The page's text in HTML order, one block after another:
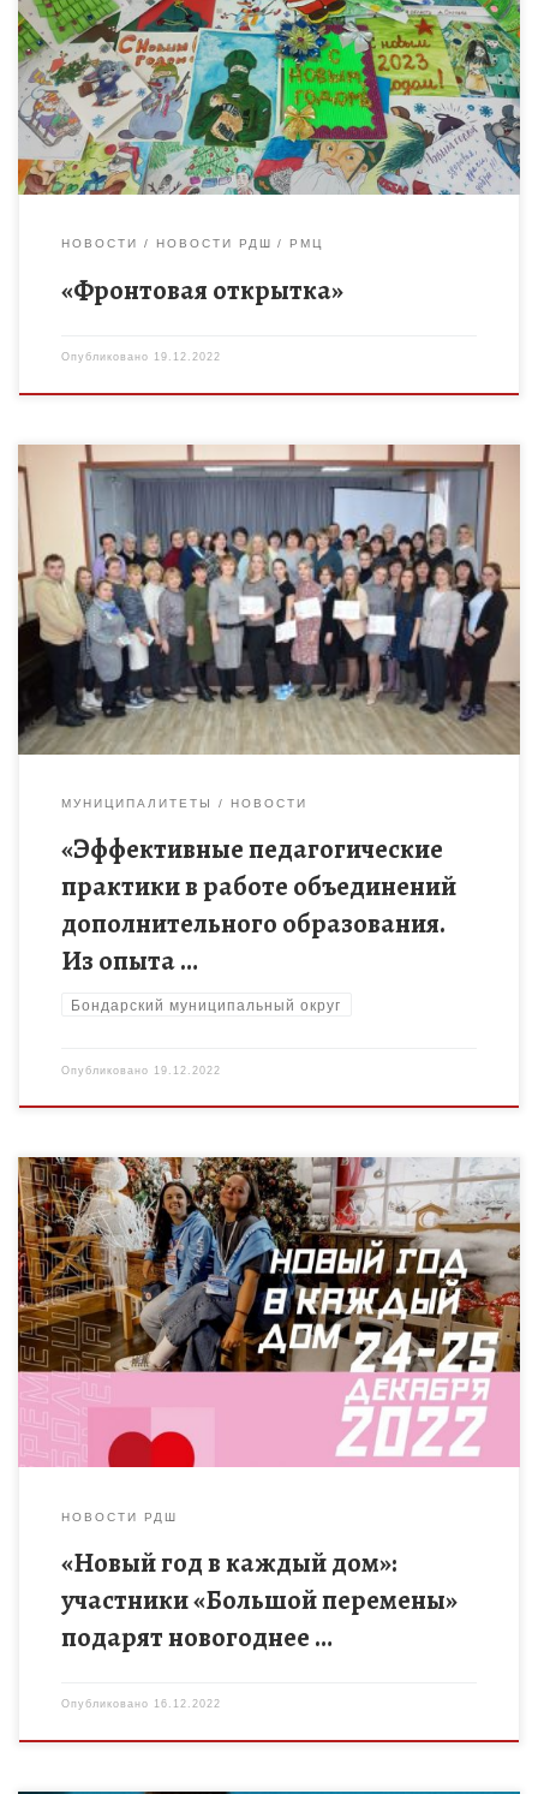
Обороны во всех регионах и субъектах Российской Федерации
проводится патриотическая молодежная акция «Фронтовая
открытка», которая направлена на духовную […]
НОВОСТИ НОВОСТИ РДШ РМЦ
«Фронтовая открытка»
Опубликовано 19.12.2022
15 декабря педагогический коллектив МБОУ ДО Бондарского
Дома детского творчества принял участие в работе
зонального семинара-практикума «Эффективные
педагогические практики в работе объединений
дополнительного образования. Из […]
МУНИЦИПАЛИТЕТЫ НОВОСТИ
«Эффективные педагогические
практики в работе объединений
дополнительного образования.
Из опыта …
Бондарский муниципальный округ
Опубликовано 19.12.2022
С 19 декабря 2022 года в сообществе Всероссийского
конкурса «Большая перемена» – проекта Федерального
агентства по делам молодёжи (Росмолодёжь) – пройдет
традиционная акция «Добрая суббота». […]
НОВОСТИ РДШ
«Новый год в каждый дом»:
участники «Большой перемены»
подарят новогоднее …
Опубликовано 16.12.2022